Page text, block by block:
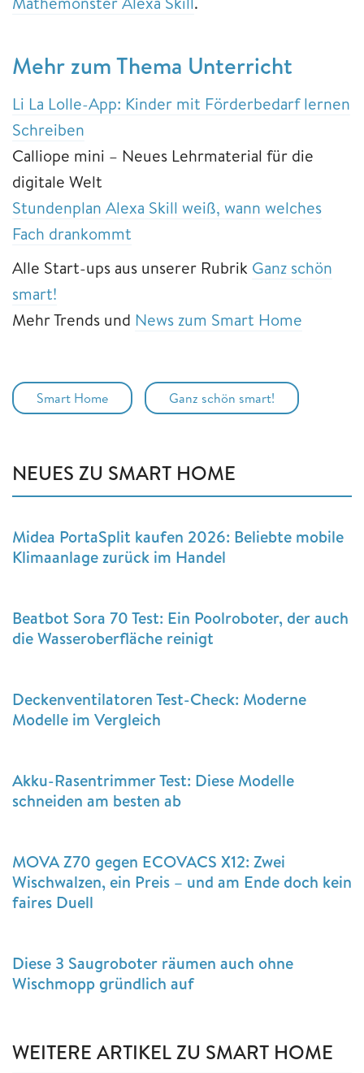
​​​​​​​​​​​​​​Mehr ​​​​​​​zum Thema Unterricht
Li La Lolle-App: Kinder mit Förderbedarf lernen
Schreiben
Calliope mini – Neues Lehrmaterial für die
digitale Welt
Stundenplan Alexa Skill weiß, wann welches
Fach drankommt
Alle Start-ups aus unserer Rubrik Ganz schön
smart!
Mehr Trends und News zum Smart Home
Smart Home Ganz schön smart!
NEUES ZU SMART HOME
Midea PortaSplit kaufen 2026: Beliebte mobile
Klimaanlage zurück im Handel
Beatbot Sora 70 Test: Ein Poolroboter, der auch
die Wasseroberfläche reinigt
Deckenventilatoren Test-Check: Moderne
Modelle im Vergleich
Akku-Rasentrimmer Test: Diese Modelle
schneiden am besten ab
MOVA Z70 gegen ECOVACS X12: Zwei
Wischwalzen, ein Preis – und am Ende doch kein
faires Duell
Diese 3 Saugroboter räumen auch ohne
Wischmopp gründlich auf
WEITERE ARTIKEL ZU SMART HOME